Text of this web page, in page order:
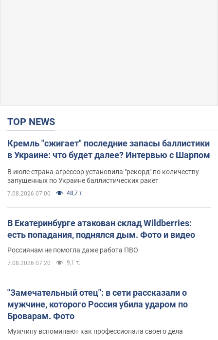
TOP NEWS
Кремль "сжигает" последние запасы баллистики
в Украине: что будет далее? Интервью с Шарпом
В июле страна-агрессор установила "рекорд" по количеству
запущенных по Украине баллистических ракет
7.08.2026 07:00 48,7 т.
В Екатеринбурге атакован склад Wildberries:
есть попадания, поднялся дым. Фото и видео
Россиянам не помогла даже работа ПВО
7.08.2026 07:20 9,1 т.
"Замечательный отец": в сети рассказали о
мужчине, которого Россия убила ударом по
Броварам. Фото
Мужчину вспоминают как профессионала своего дела